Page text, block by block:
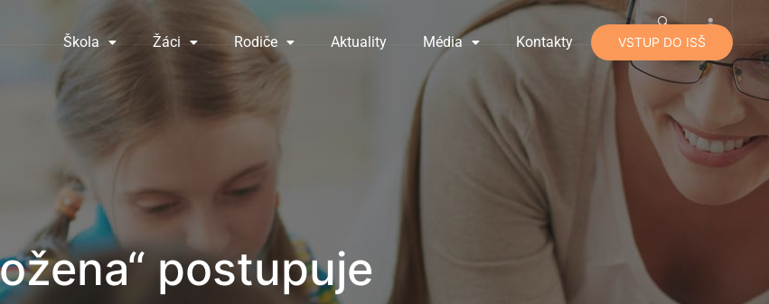
Škola Žáci Rodiče Aktuality Média Kontakty VSTUP DO ISŠ
postupuje